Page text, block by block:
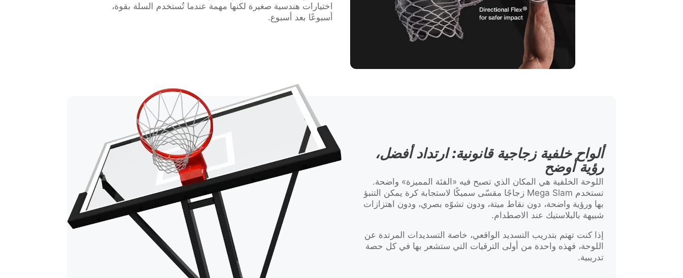
اختيارات هندسية صغيرة لكنها مهمة عندما تُستخدم السلة بقوة،
أسبوعًا بعد أسبوع.
ألواح خلفية زجاجية قانونية: ارتداد أفضل،
رؤية أوضح
اللوحة الخلفية هي المكان الذي تصبح فيه «الفئة المميزة» واضحة.
تستخدم Mega Slam زجاجًا مقسّى سميكًا لاستجابة كرة يمكن التنبؤ
بها ورؤية واضحة، دون نقاط ميتة، ودون تشوّه بصري، ودون اهتزازات
شبيهة بالبلاستيك عند الاصطدام.
إذا كنت تهتم بتدريب التسديد الواقعي، خاصة التسديدات المرتدة عن
اللوحة، فهذه واحدة من أولى الترقيات التي ستشعر بها في كل حصة
تدريبية.